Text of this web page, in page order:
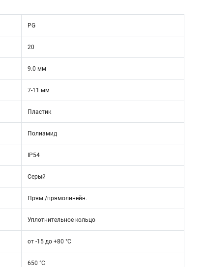
PG
20
9.0 мм
7-11 мм
Пластик
Полиамид
IP54
Серый
Прям./прямолинейн.
Уплотнительное кольцо
от -15 до +80 °C
650 °C